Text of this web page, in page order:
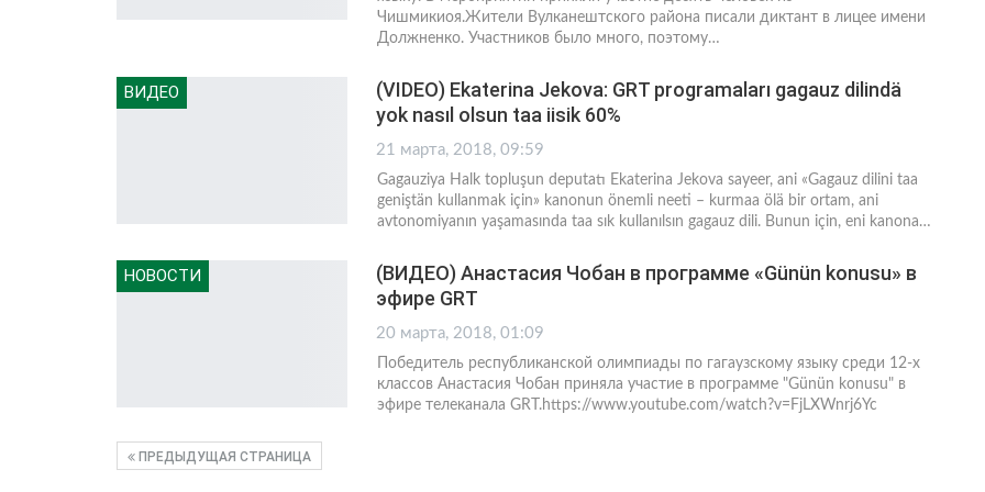
Чишмикиоя.Жители Вулканештского района писали диктант в лицее имени
Должненко. Участников было много, поэтому…
ВИДЕО
(VIDEO) Ekaterina Jekova: GRT programaları gagauz dilindä
yok nasıl olsun taa iisik 60%
21 марта, 2018, 09:59
Gagauziya Halk topluşun deputatı Ekaterina Jekova sayееr, ani «Gagauz dilini taa
geniştän kullanmak için» kanonun önemli neeti – kurmaa ölä bir ortam, ani
avtonomiyanın yaşamasında taa sık kullanılsın gagauz dili. Bunun için, eni kanona…
НОВОСТИ
(ВИДЕО) Анастасия Чобан в программе «Günün konusu» в
эфире GRT
20 марта, 2018, 01:09
Победитель республиканской олимпиады по гагаузскому языку среди 12-х
классов Анастасия Чобан приняла участие в программе "Günün konusu" в
эфире телеканала GRT.https://www.youtube.com/watch?v=FjLXWnrj6Yc
ПРЕДЫДУЩАЯ СТРАНИЦА